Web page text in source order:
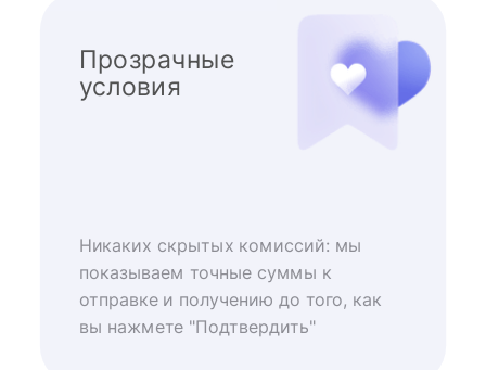
Прозрачные
условия
Никаких скрытых комиссий: мы
показываем точные суммы к
отправке и получению до того, как
вы нажмете "Подтвердить"